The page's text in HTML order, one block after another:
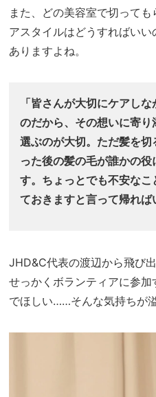
また、どの美容室で切って
アスタイルはどうすればい
ありますよね。
「皆さんが大切にケアし
のだから、その想いに寄
選ぶのが大切。ただ髪を
った後の髪の毛が誰かの
す。ちょっとでも不安な
ておきますと言って帰れば
JHD&C代表の渡辺から飛び
せっかくボランティアに参
でほしい……そんな気持ちが溢